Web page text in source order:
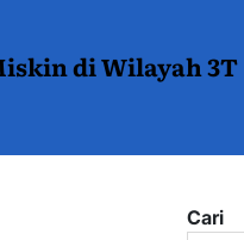
di Wilayah 3T
Cari